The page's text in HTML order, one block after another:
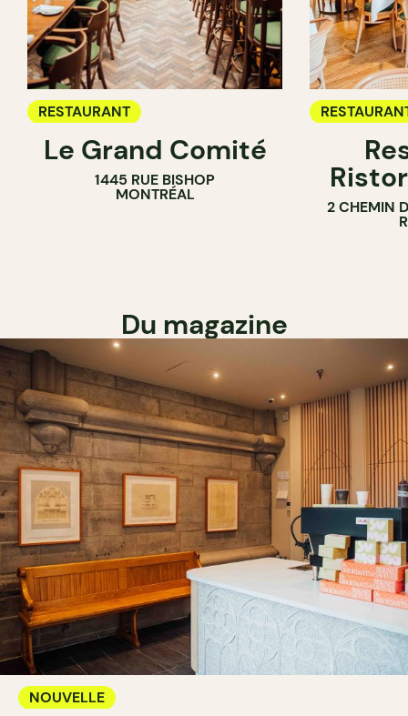
RESTAURANT
Le Grand Comité
1445 RUE BISHOP
MONTRÉAL
2 CHEMIN
Du magazine
NOUVELLE